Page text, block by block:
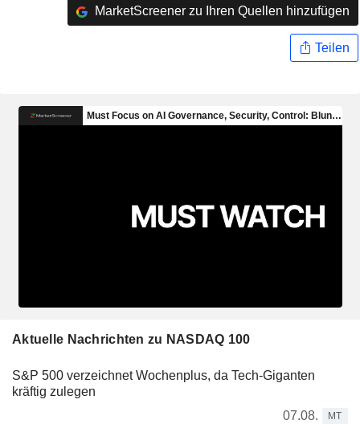
MarketScreener zu Ihren Quellen hinzufügen
Teilen
Aktuelle Nachrichten zu NASDAQ 100
S&P 500 verzeichnet Wochenplus, da Tech-Giganten
kräftig zulegen
07.08.
MT